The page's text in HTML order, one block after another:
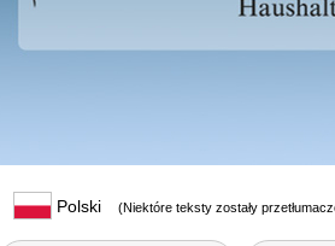
Polski (Niektóre teksty zostały